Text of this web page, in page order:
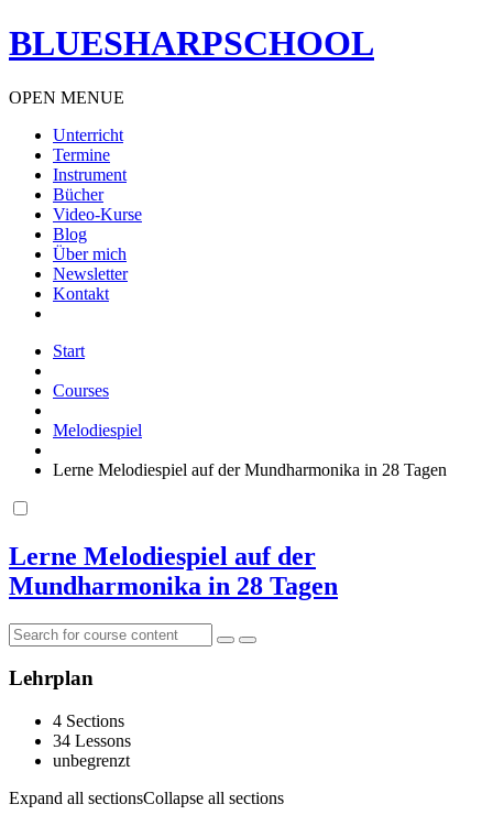
BLUESHARPSCHOOL
OPEN MENUE
Unterricht
Termine
Instrument
Bücher
Video-Kurse
Blog
Über mich
Newsletter
Kontakt
Start
Courses
Melodiespiel
Lerne Melodiespiel auf der Mundharmonika in 28 Tagen
Lerne Melodiespiel auf der
Mundharmonika in 28 Tagen
Lehrplan
4 Sections
34 Lessons
unbegrenzt
Expand all sectionsCollapse all sections